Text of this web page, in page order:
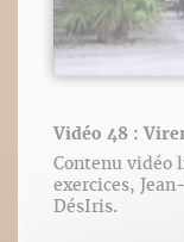
Vidéo 48 :
Contenu vidéo
exercices,
DésIris.